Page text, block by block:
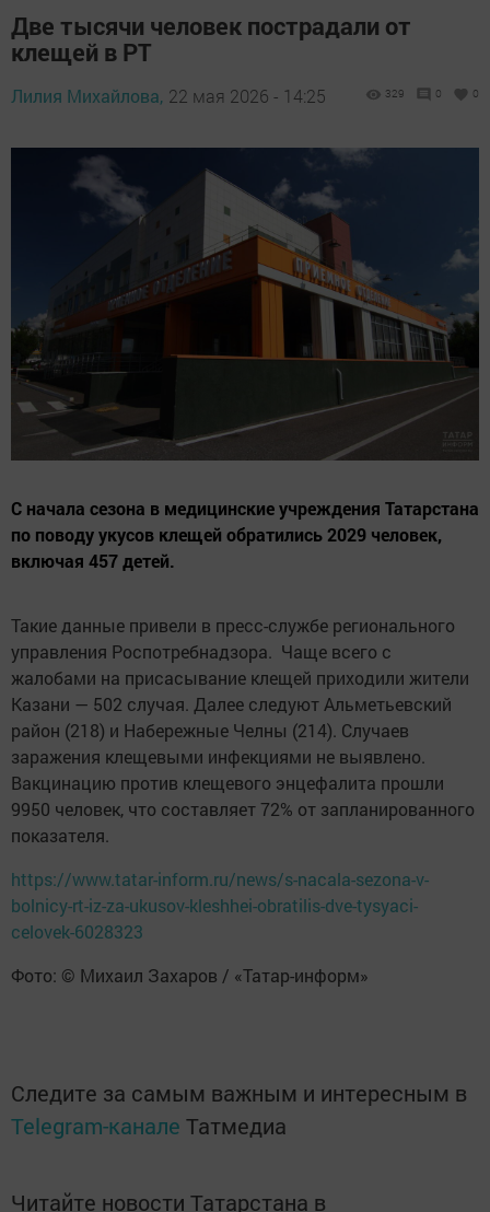
Две тысячи человек пострадали от
клещей в РТ
Лилия Михайлова, 22 мая 2026 - 14:25 329 0 0
С начала сезона в медицинские учреждения Татарстана
по поводу укусов клещей обратились 2029 человек,
включая 457 детей.
Такие данные привели в пресс-службе регионального
управления Роспотребнадзора. Чаще всего с
жалобами на присасывание клещей приходили жители
Казани — 502 случая. Далее следуют Альметьевский
район (218) и Набережные Челны (214). Случаев
заражения клещевыми инфекциями не выявлено.
Вакцинацию против клещевого энцефалита прошли
9950 человек, что составляет 72% от запланированного
показателя.
https://www.tatar-inform.ru/news/s-nacala-sezona-v-
bolnicy-rt-iz-za-ukusov-kleshhei-obratilis-dve-tysyaci-
celovek-6028323
Фото: © Михаил Захаров / «Татар-информ»
Следите за самым важным и интересным в
Telegram-канале Татмедиа
Читайте новости Татарстана в